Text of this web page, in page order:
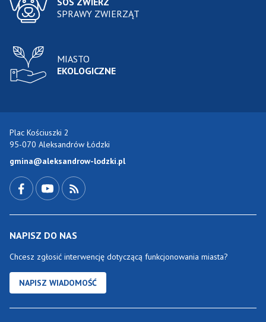
SPRAWY ZWIERZĄT
MIASTO
EKOLOGICZNE
Plac Kościuszki 2
95-070 Aleksandrów Łódzki
gmina@aleksandrow-lodzki.pl
NAPISZ DO NAS
Chcesz zgłosić interwencję dotyczącą funkcjonowania miasta?
NAPISZ WIADOMOŚĆ